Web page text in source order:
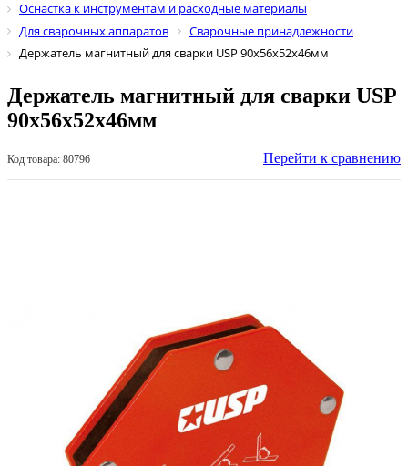
Оснастка к инструментам и расходные материалы
Для сварочных аппаратов
Сварочные принадлежности
Держатель магнитный для сварки USP 90х56х52х46мм
Держатель магнитный для сварки USP
90х56х52х46мм
Код товара: 80796 Перейти к сравнению